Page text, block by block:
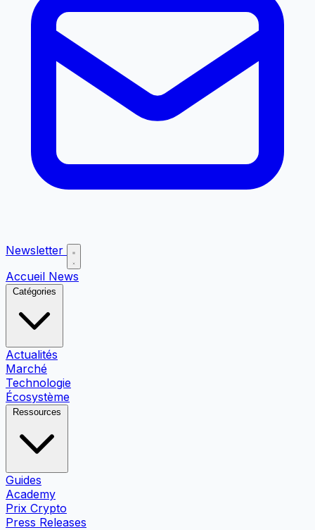
Newsletter
Accueil News
Catégories
Actualités
Marché
Technologie
Écosystème
Ressources
Guides
Academy
Prix Crypto
Press Releases